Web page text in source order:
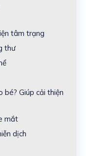
tâm trạng
thư
bé? Giúp cải thiện
mắt
dịch